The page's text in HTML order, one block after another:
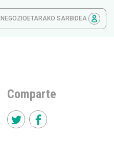
NEGOZIOETARAKO SARBIDEA
Comparte